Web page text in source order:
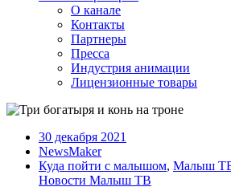
О канале
Контакты
Партнеры
Пресса
Индустрия анимации
Лицензионные товары
30 декабря 2021
NewsMaker
Куда пойти с малышом, Малыш ТВ
Новости Малыш ТВ